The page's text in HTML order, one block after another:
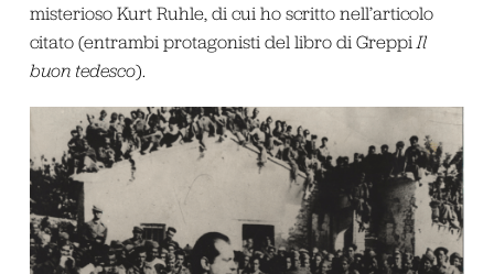
misterioso Kurt Ruhle, di cui ho scritto nell’articolo
citato (entrambi protagonisti del libro di Greppi Il
buon tedesco).